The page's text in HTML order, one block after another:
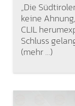
„Die
keine
CLIL
Schluss
(mehr …)